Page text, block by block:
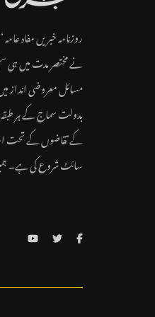
روزنامہ خبریں مفاد
نے مختصر مدت میں ہی
مسائل معروضی انداز
بدولت سماج کے ہر
سائٹ شروع کی ہے۔